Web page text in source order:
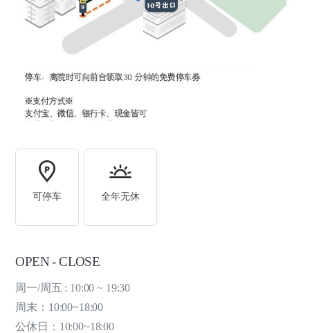
可停车 全年无休
OPEN - CLOSE
周一/周五 : 10:00 ~ 19:30
周末：10:00~18:00
公休日：10:00~18:00